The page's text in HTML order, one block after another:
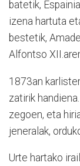
batetik,
izena hartuta
bestetik,
Alfontso
1873an
zatirik
zegoen, eta
jeneralak,
Urte hartako